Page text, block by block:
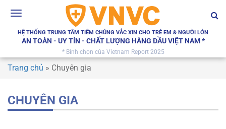
Toggle
HỆ THỐNG TRUNG TÂM TIÊM CHỦNG VẮC XIN CHO TRẺ EM & NGƯỜI LỚN
AN TOÀN - UY TÍN - CHẤT LƯỢNG HÀNG ĐẦU VIỆT NAM *
* Bình chọn của Vietnam Report 2025
Trang chủ » Chuyên gia
CHUYÊN GIA